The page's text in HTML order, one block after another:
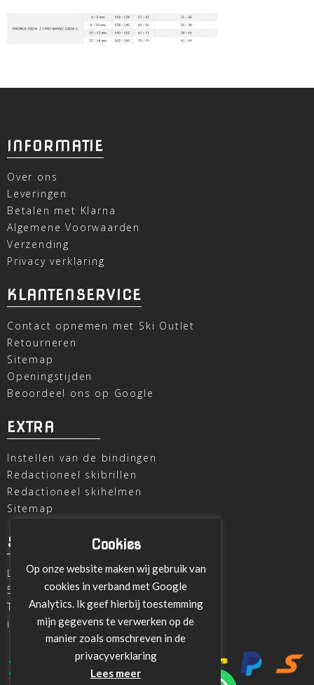
INFORMATIE
Over ons
Leveringen
Betalen met Klarna
Algemene Voorwaarden
Verzending
Privacy verklaring
KLANTENSERVICE
Contact opnemen met Ski Outlet
Retourneren
Sitemap
Openingstijden
Beoordeel ons op Google
EXTRA
Instellen van de bindingen
Redactioneel skibrillen
Redactioneel skihelmen
Sitemap
SKI OUTLET
Laagheidehof 8
5804 XC Venray
T
+31 478 515696
info@ski-outlet-venray.nl
Cookies
Op onze website maken wij gebruik van
cookies in verband met Google
Analytics. Ik geef hierbij toestemming
mijn gegevens te verwerken op de
manier zoals omschreven in de
privacyverklaring
Lees meer